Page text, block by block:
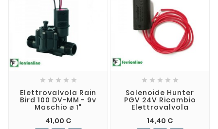
    
Elettrovalvola Rain
Bird 100 DV-MM - 9v
Maschio ⌀ 1"
41,00 €
    
Solenoide Hunter
PGV 24V Ricambio
Elettrovalvola
14,40 €